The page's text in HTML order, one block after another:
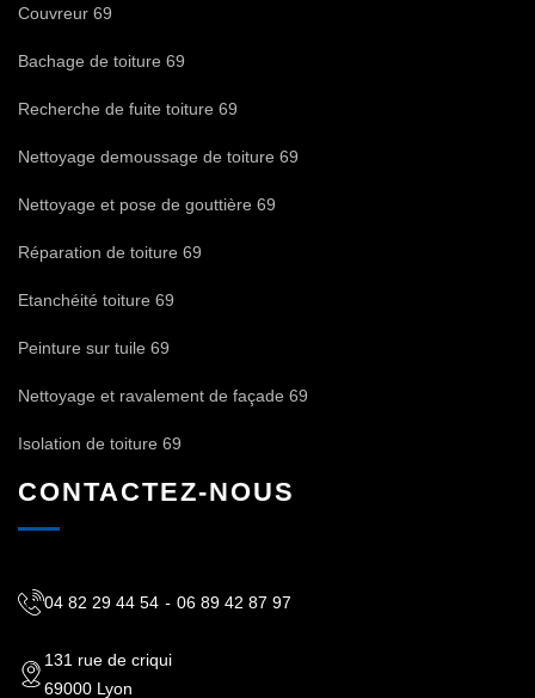
Couvreur 69
Bachage de toiture 69
Recherche de fuite toiture 69
Nettoyage demoussage de toiture 69
Nettoyage et pose de gouttière 69
Réparation de toiture 69
Etanchéité toiture 69
Peinture sur tuile 69
Nettoyage et ravalement de façade 69
Isolation de toiture 69
CONTACTEZ-NOUS
04 82 29 44 54 - 06 89 42 87 97
131 rue de criqui
69000 Lyon